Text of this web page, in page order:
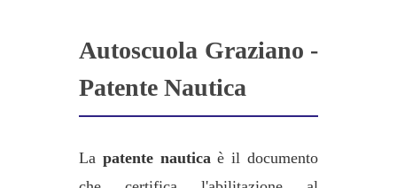
Autoscuola Graziano -
Patente Nautica
La patente nautica è il documento